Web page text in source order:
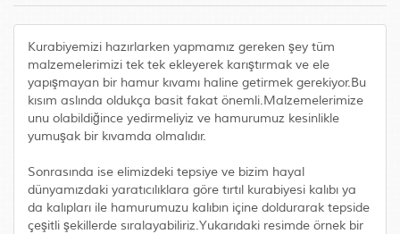
Kurabiyemizi hazırlarken yapmamız gereken şey tüm
malzemelerimizi tek tek ekleyerek karıştırmak ve ele
yapışmayan bir hamur kıvamı haline getirmek gerekiyor.Bu
kısım aslında oldukça basit fakat önemli.Malzemelerimize
unu olabildiğince yedirmeliyiz ve hamurumuz kesinlikle
yumuşak bir kıvamda olmalıdır.
Sonrasında ise elimizdeki tepsiye ve bizim hayal
dünyamızdaki yaratıcılıklara göre tırtıl kurabiyesi kalıbı ya
da kalıpları ile hamurumuzu kalıbın içine doldurarak tepside
çeşitli şekillerde sıralayabiliriz.Yukarıdaki resimde örnek bir